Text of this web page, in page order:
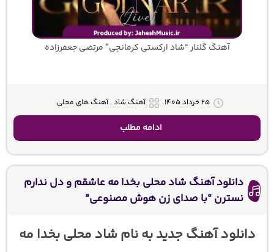
آهنگ گلنار “شاد ارکستی کرمانجی” مرتضی جعفرزاده
۲۵ خرداد ۱۴۰۵ آهنگ شاد , آهنگ های محلی
ادامه مطلب
دانلود آهنگ شاد محلی بخدا مه عاشقم و دل ندارم
نسترن “با صدای زن هوش مصنوعی”
دانلود آهنگ جدید به نام شاد محلی بخدا مه